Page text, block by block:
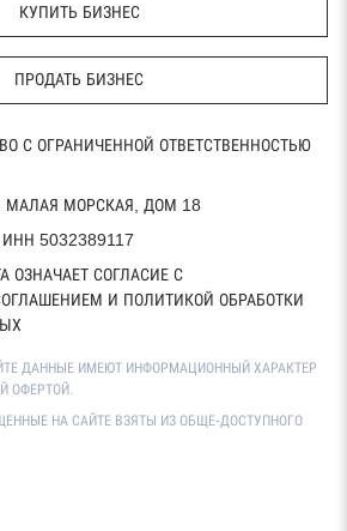
КУПИТЬ БИЗНЕС
ПРОДАТЬ БИЗНЕС
С ОГРАНИЧЕННОЙ ОТВЕТСТВЕННОСТЬЮ
МАЛАЯ МОРСКАЯ, ДОМ 18
5032389117
ОЗНАЧАЕТ СОГЛАСИЕ С
И ПОЛИТИКОЙ ОБРАБОТКИ
ДАННЫЕ ИМЕЮТ ИНФОРМАЦИОННЫЙ ХАРАКТЕР
ОФЕРТОЙ.
НА САЙТЕ ВЗЯТЫ ИЗ ОБЩЕ-ДОСТУПНОГО